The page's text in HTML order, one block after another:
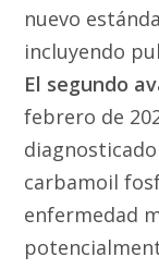
nuevo
incluyendo
El segundo
febrero de
carbamoil
enfermedad